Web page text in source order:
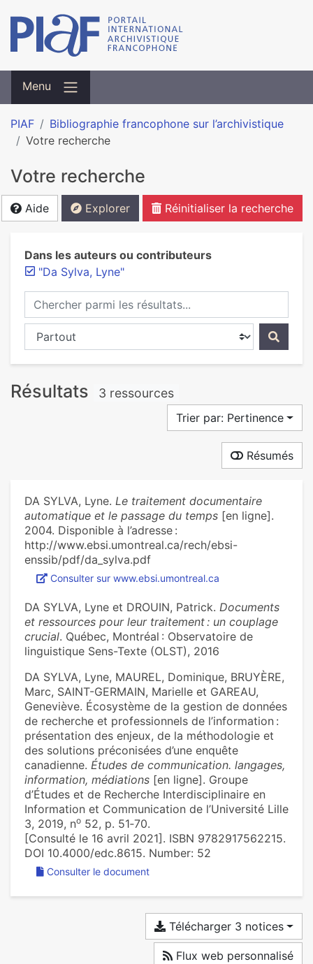
Menu
PIAF
Bibliographie francophone sur l’archivistique
Votre recherche
Votre recherche
Aide Explorer Réinitialiser la recherche
Dans les auteurs ou contributeurs
"Da Sylva, Lyne"
Chercher parmi les résultats...
Chercher dans...
Résultats 3 ressources
Trier par: Pertinence
Résumés
DA SYLVA, Lyne. Le traitement documentaire
automatique et le passage du temps [en ligne].
2004. Disponible à l’adresse :
http://www.ebsi.umontreal.ca/rech/ebsi-
enssib/pdf/da_sylva.pdf
Consulter sur www.ebsi.umontreal.ca
DA SYLVA, Lyne et DROUIN, Patrick. Documents
et ressources pour leur traitement : un couplage
crucial. Québec, Montréal : Observatoire de
linguistique Sens-Texte (OLST), 2016
DA SYLVA, Lyne, MAUREL, Dominique, BRUYÈRE,
Marc, SAINT-GERMAIN, Marielle et GAREAU,
Geneviève. Écosystème de la gestion de données
de recherche et professionnels de l’information :
présentation des enjeux, de la méthodologie et
des solutions préconisées d’une enquête
canadienne. Études de communication. langages,
information, médiations [en ligne]. Groupe
d’Études et de Recherche Interdisciplinaire en
Information et Communication de l’Université Lille
3, 2019, no 52, p. 51‑70.
[Consulté le 16 avril 2021]. ISBN 9782917562215.
DOI 10.4000/edc.8615. Number: 52
Consulter le document
Télécharger 3 notices
Flux web personnalisé